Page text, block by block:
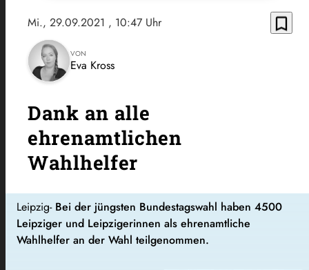
Mi., 29.09.2021 , 10:47 Uhr bookmark_border
VON
Eva Kross
Dank an alle
ehrenamtlichen
Wahlhelfer
Leipzig- Bei der jüngsten Bundestagswahl haben 4500
Leipziger und Leipzigerinnen als ehrenamtliche
Wahlhelfer an der Wahl teilgenommen.